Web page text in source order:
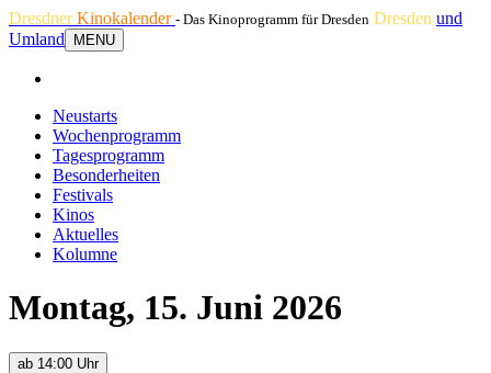
DresdnerKinokalender - Das Kinoprogramm für Dresden Dresden und
Umland
MENU
Neustarts
Wochenprogramm
Tagesprogramm
Besonderheiten
Festivals
Kinos
Aktuelles
Kolumne
Montag, 15. Juni 2026
ab 14:00 Uhr